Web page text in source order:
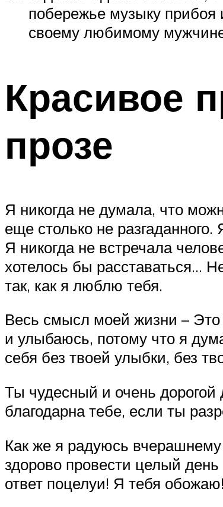
побережье музыку
своему любимому
Красивое
прозе
Я никогда не думала, что
еще столько не
Я никогда не встречала
хотелось бы расставаться…
так, как я люблю тебя.
Весь смысл моей жизни –
и улыбаюсь, потому что я
себя без твоей улыбки, без
Ты чудесный и очень дорогой
благодарна тебе, если ты
Как же я радуюсь
здорово провести целый
ответ поцелуи! Я тебя